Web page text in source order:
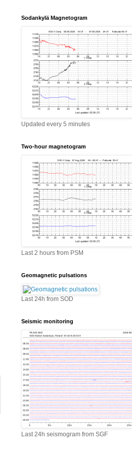
Sodankylä Magnetogram
Updated every 5 minutes
Two-hour magnetogram
Last 2 hours from PSM
Geomagnetic pulsations
Last 24h from SOD
Seismic monitoring
Last 24h seismogram from SGF